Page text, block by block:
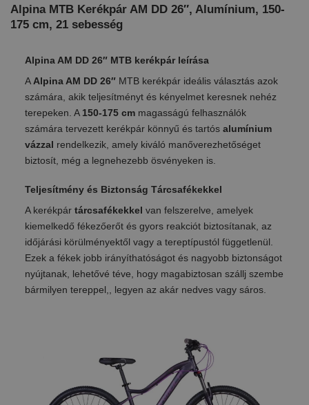
Alpina MTB Kerékpár AM DD 26″, Alumínium, 150-
175 cm, 21 sebesség
Alpina AM DD 26″ MTB kerékpár leírása
A Alpina AM DD 26″MTB kerékpár ideális választás azok
számára, akik teljesítményt és kényelmet keresnek nehéz
terepeken. A 150-175 cmmagasságú felhasználók
számára tervezett kerékpár könnyű és tartós alumínium
vázzal rendelkezik, amely kiváló manőverezhetőséget
biztosít, még a legnehezebb ösvényeken is.
Teljesítmény és Biztonság Tárcsafékekkel
A kerékpár tárcsafékekkel van felszerelve, amelyek
kiemelkedő fékezőerőt és gyors reakciót biztosítanak, az
időjárási körülményektől vagy a tereptípustól függetlenül.
Ezek a fékek jobb irányíthatóságot és nagyobb biztonságot
nyújtanak, lehetővé téve, hogy magabiztosan szállj szembe
bármilyen tereppel,, legyen az akár nedves vagy sáros.